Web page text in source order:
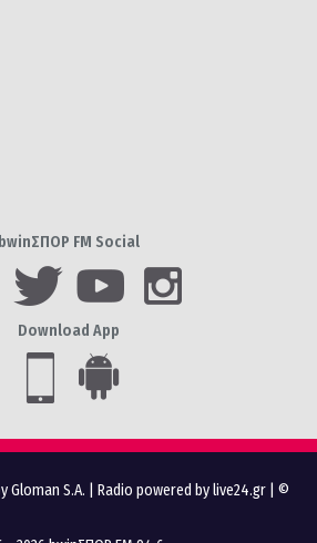
bwinΣΠΟΡ FM Social
Download App
Gloman S.A. Radio powered by live24.gr | ©